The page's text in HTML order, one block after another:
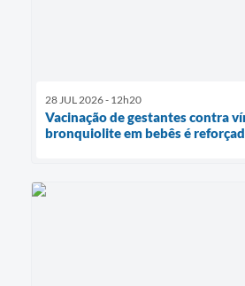
28 JUL 2026 - 12h20
Vacinação de gestantes contra
bronquiolite em bebês é